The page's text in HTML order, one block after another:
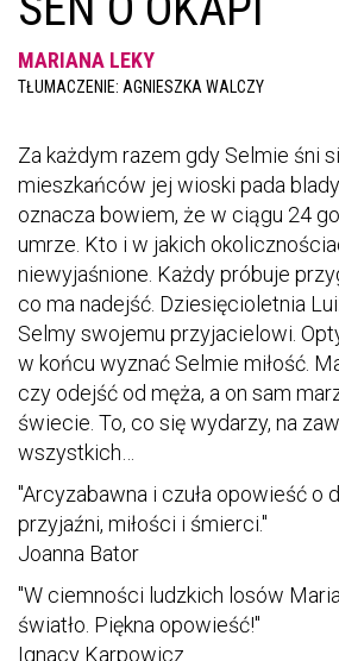
MARIANA LEKY
TŁUMACZENIE: AGNIESZKA WALCZY
Za każdym razem gdy Selmie śni
mieszkańców jej wioski pada
oznacza bowiem, że w ciągu 24
umrze. Kto i w jakich
niewyjaśnione. Każdy próbuje
co ma nadejść. Dziesięcioletnia
Selmy swojemu przyjacielowi.
w końcu wyznać Selmie miłość.
czy odejść od męża, a on sam
świecie. To, co się wydarzy, na
wszystkich…
"Arcyzabawna i czuła opowieść o
przyjaźni, miłości i śmierci."
Joanna Bator
"W ciemności ludzkich losów
światło. Piękna opowieść!"
Ignacy Karpowicz